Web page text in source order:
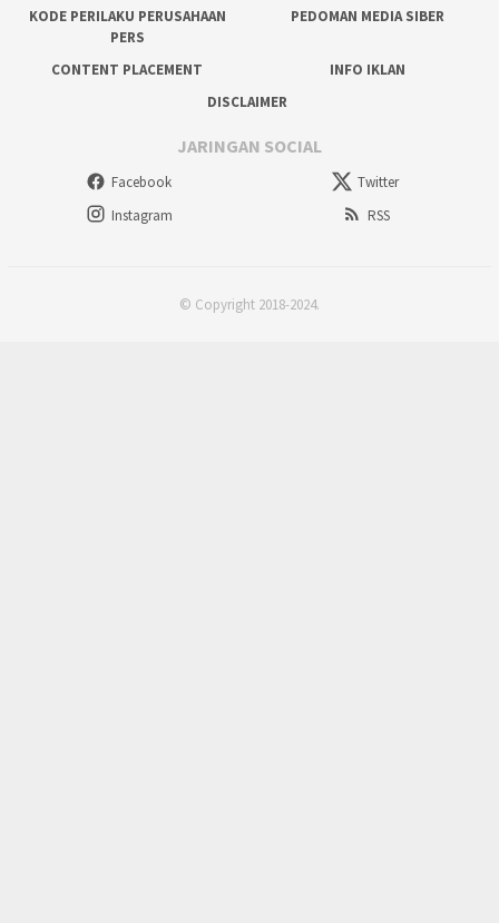
KODE PERILAKU PERUSAHAAN
PERS
PEDOMAN MEDIA SIBER
CONTENT PLACEMENT
INFO IKLAN
DISCLAIMER
JARINGAN SOCIAL
Facebook
Twitter
Instagram
RSS
© Copyright 2018-2024.